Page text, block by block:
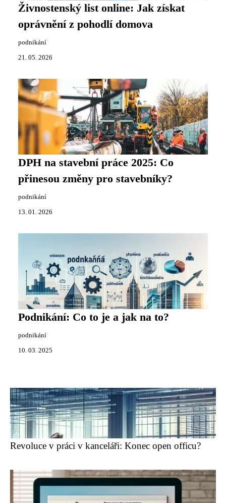
Živnostenský list online: Jak získat
oprávnění z pohodlí domova
podnikání
21. 05. 2026
DPH na stavební práce 2025: Co
přinesou změny pro stavebníky?
podnikání
13. 01. 2026
Podnikání: Co to je a jak na to?
podnikání
10. 03. 2025
Revoluce v práci v kanceláři: Konec open officu?